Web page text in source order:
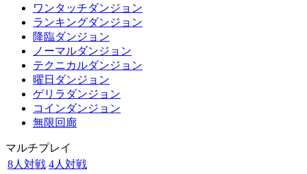
ワンタッチダンジョン
ランキングダンジョン
降臨ダンジョン
ノーマルダンジョン
テクニカルダンジョン
曜日ダンジョン
ゲリラダンジョン
コインダンジョン
無限回廊
マルチプレイ
8人対戦 4人対戦